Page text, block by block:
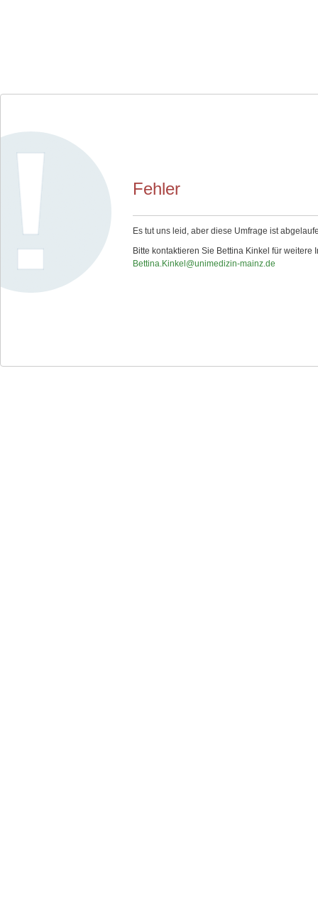
Fehler
Es tut uns leid, aber diese Umfrage ist
Bitte kontaktieren Sie Bettina Kinkel für weitere
Bettina.Kinkel@unimedizin-mainz.de